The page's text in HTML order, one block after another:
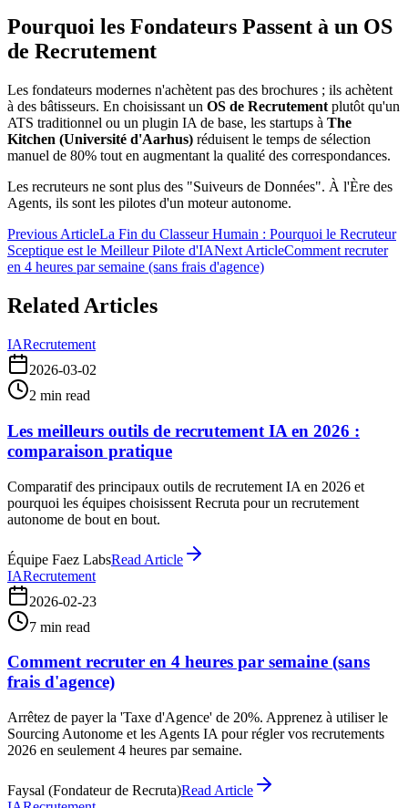
Pourquoi les Fondateurs Passent à un OS
de Recrutement
Les fondateurs modernes n'achètent pas des brochures ; ils achètent
à des bâtisseurs. En choisissant un OS de Recrutement plutôt qu'un
ATS traditionnel ou un plugin IA de base, les startups à The
Kitchen (Université d'Aarhus) réduisent le temps de sélection
manuel de 80% tout en augmentant la qualité des correspondances.
Les recruteurs ne sont plus des "Suiveurs de Données". À l'Ère des
Agents, ils sont les pilotes d'un moteur autonome.
Previous ArticleLa Fin du Classeur Humain : Pourquoi le Recruteur
Sceptique est le Meilleur Pilote d'IANext ArticleComment recruter
en 4 heures par semaine (sans frais d'agence)
Related Articles
IARecrutement
2026-03-02
2 min read
Les meilleurs outils de recrutement IA en 2026 :
comparaison pratique
Comparatif des principaux outils de recrutement IA en 2026 et
pourquoi les équipes choisissent Recruta pour un recrutement
autonome de bout en bout.
Équipe Faez LabsRead Article
IARecrutement
2026-02-23
7 min read
Comment recruter en 4 heures par semaine (sans
frais d'agence)
Arrêtez de payer la 'Taxe d'Agence' de 20%. Apprenez à utiliser le
Sourcing Autonome et les Agents IA pour régler vos recrutements
2026 en seulement 4 heures par semaine.
Faysal (Fondateur de Recruta)Read Article